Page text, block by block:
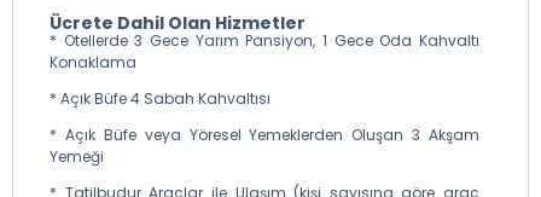
Ücrete Dahil Olan Hizmetler
* Otellerde 3 Gece Yarım Pansiyon, 1 Gece Oda Kahvaltı
Konaklama
* Açık Büfe 4 Sabah Kahvaltısı
* Açık Büfe veya Yöresel Yemeklerden Oluşan 3 Akşam
Yemeği